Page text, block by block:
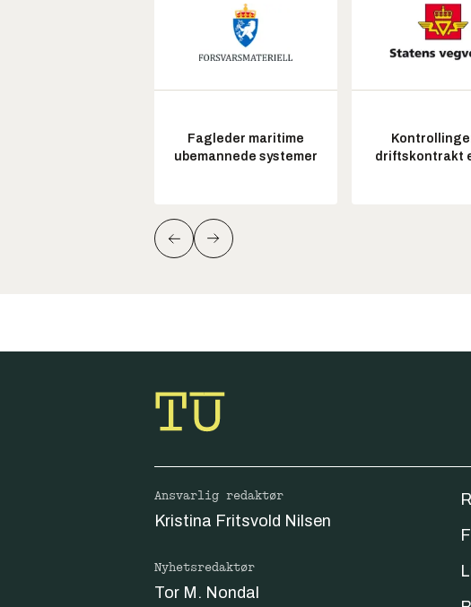
Fagleder maritime
ubemannede systemer
driftskontrakt
Ansvarlig redaktør
Kristina Fritsvold Nilsen
Nyhetsredaktør
Tor M. Nondal